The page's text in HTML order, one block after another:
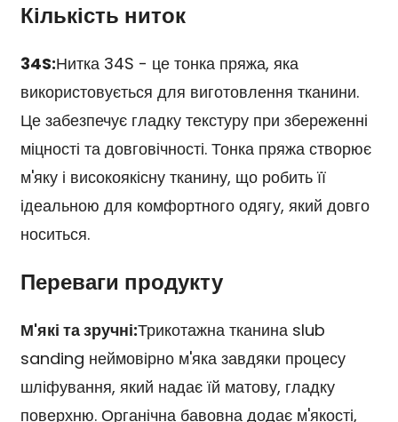
Кількість ниток
34S:Нитка 34S - це тонка пряжа, яка
використовується для виготовлення тканини.
Це забезпечує гладку текстуру при збереженні
міцності та довговічності. Тонка пряжа створює
м'яку і високоякісну тканину, що робить її
ідеальною для комфортного одягу, який довго
носиться.
Переваги продукту
М'які та зручні:Трикотажна тканина slub
sanding неймовірно м'яка завдяки процесу
шліфування, який надає їй матову, гладку
поверхню. Органічна бавовна додає м'якості,